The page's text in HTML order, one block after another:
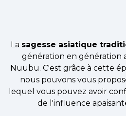
La sagesse asiatique
génération en génération
Nuubu. C'est grâce à cette
nous pouvons vous
lequel vous pouvez avoir
de l'influence